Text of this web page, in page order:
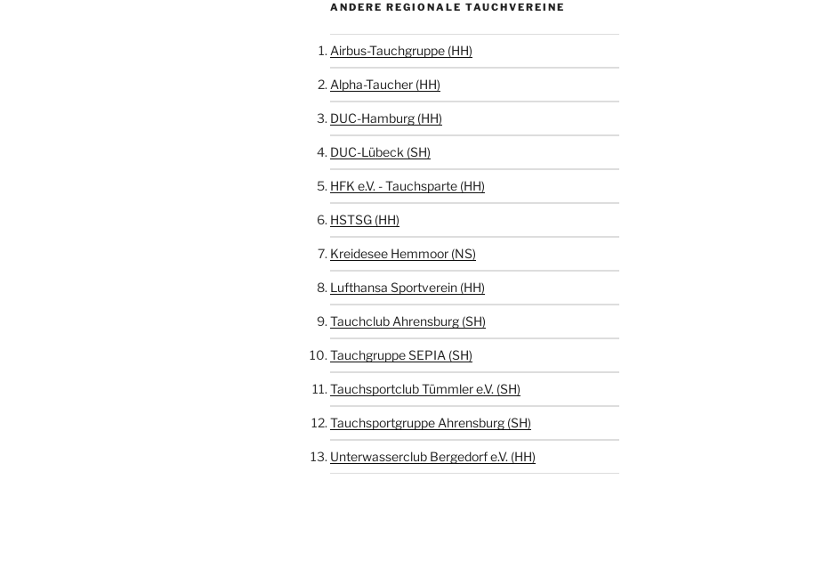
ANDERE REGIONALE TAUCHVEREINE
Airbus-Tauchgruppe (HH)
Alpha-Taucher (HH)
DUC-Hamburg (HH)
DUC-Lübeck (SH)
HFK e.V. - Tauchsparte (HH)
HSTSG (HH)
Kreidesee Hemmoor (NS)
Lufthansa Sportverein (HH)
Tauchclub Ahrensburg (SH)
Tauchgruppe SEPIA (SH)
Tauchsportclub Tümmler e.V. (SH)
Tauchsportgruppe Ahrensburg (SH)
Unterwasserclub Bergedorf e.V. (HH)